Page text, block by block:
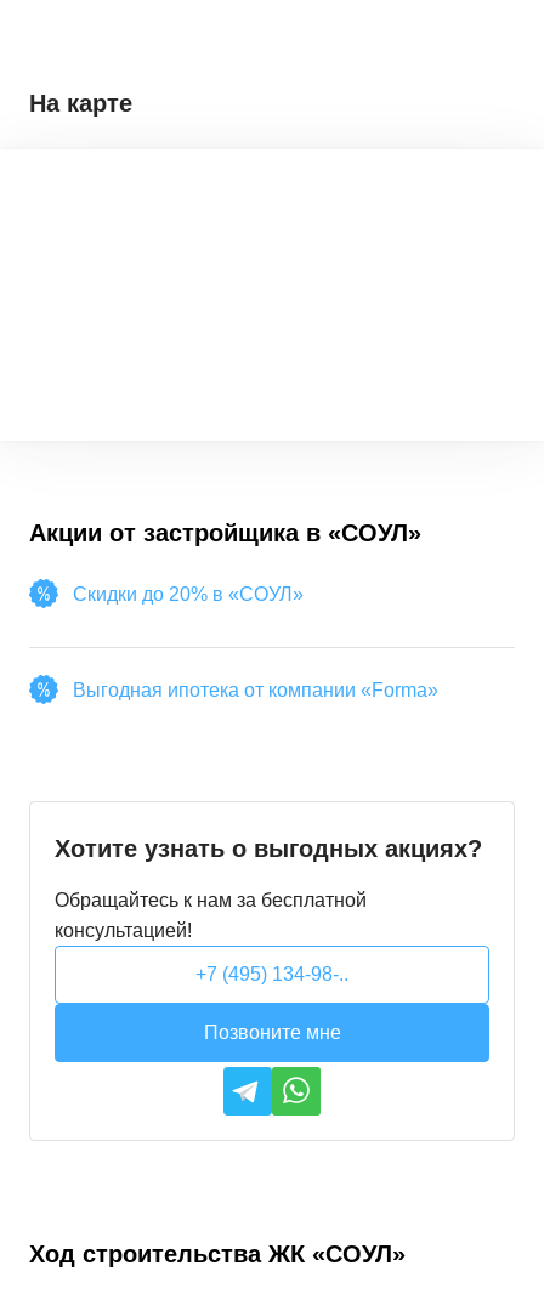
На карте
Акции от застройщика в «СОУЛ»
Скидки до 20% в «СОУЛ»
Выгодная ипотека от компании «Forma»
Хотите узнать о выгодных акциях?
Обращайтесь к нам за бесплатной
консультацией!
+7 (495) 134-98-..
Позвоните мне
Ход строительства ЖК «СОУЛ»